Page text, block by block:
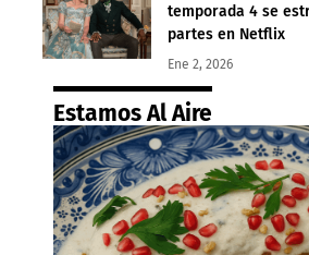
temporada 4 se
partes en Netflix
Ene 2, 2026
Estamos Al Aire